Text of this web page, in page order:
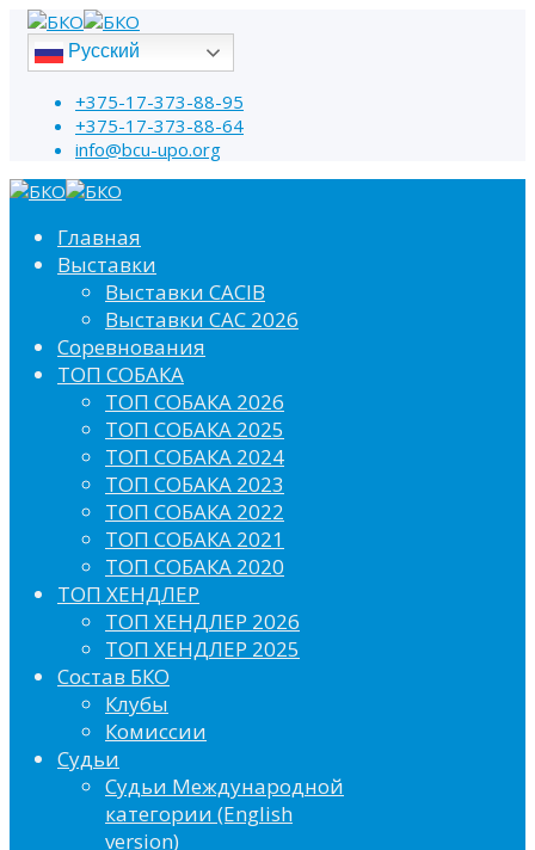
Русский
+375-17-373-88-95
+375-17-373-88-64
info@bcu-upo.org
Главная
Выставки
Выставки CACIB
Выставки САС 2026
Соревнования
ТОП СОБАКА
ТОП СОБАКА 2026
ТОП СОБАКА 2025
ТОП СОБАКА 2024
ТОП СОБАКА 2023
ТОП СОБАКА 2022
ТОП СОБАКА 2021
ТОП СОБАКА 2020
ТОП ХЕНДЛЕР
ТОП ХЕНДЛЕР 2026
ТОП ХЕНДЛЕР 2025
Состав БКО
Клубы
Комиссии
Судьи
Судьи Международной
категории (English
version)